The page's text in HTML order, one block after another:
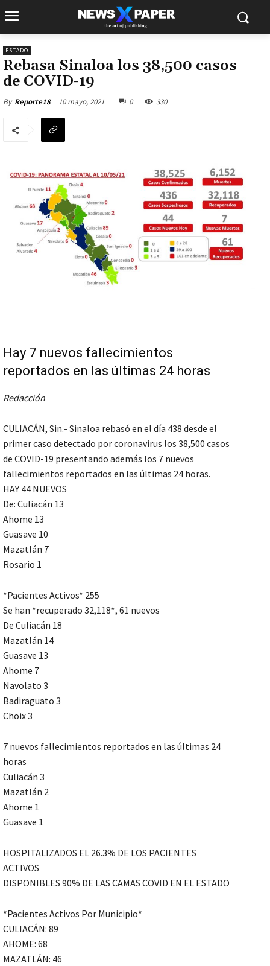
ESTADO
Rebasa Sinaloa los 38,500 casos
de COVID-19
By Reporte18 10 mayo, 2021 0 330
Hay 7 nuevos fallecimientos
reportados en las últimas 24 horas
Redacción
CULIACÁN, Sin.- Sinaloa rebasó en el día 438 desde el
primer caso detectado por coronavirus los 38,500 casos
de COVID-19 presentando además los 7 nuevos
fallecimientos reportados en las últimas 24 horas.
HAY 44 NUEVOS
De: Culiacán 13
Ahome 13
Guasave 10
Mazatlán 7
Rosario 1
*Pacientes Activos* 255
Se han *recuperado 32,118*, 61 nuevos
De Culiacán 18
Mazatlán 14
Guasave 13
Ahome 7
Navolato 3
Badiraguato 3
Choix 3
7 nuevos fallecimientos reportados en las últimas 24
horas
Culiacán 3
Mazatlán 2
Ahome 1
Guasave 1
HOSPITALIZADOS EL 26.3% DE LOS PACIENTES
ACTIVOS
DISPONIBLES 90% DE LAS CAMAS COVID EN EL ESTADO
*Pacientes Activos Por Municipio*
CULIACÁN: 89
AHOME: 68
MAZATLÁN: 46